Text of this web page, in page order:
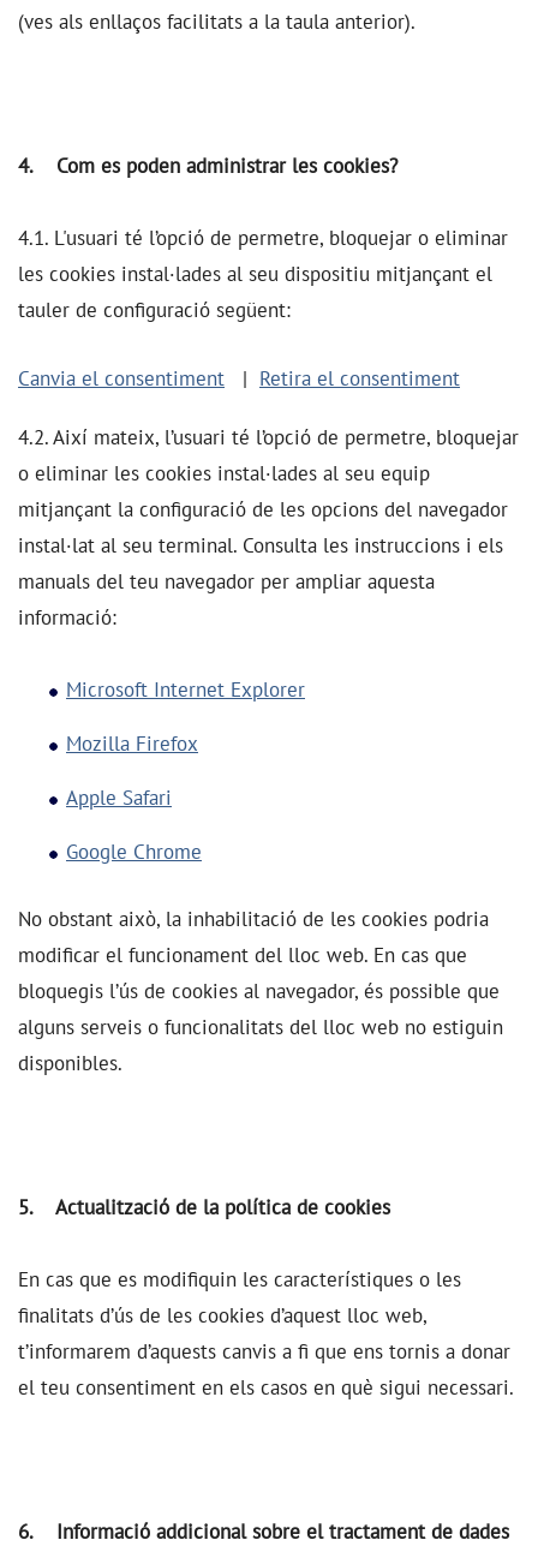
(ves als enllaços facilitats a la taula anterior).
4. Com es poden administrar les cookies?
4.1. L'usuari té l’opció de permetre, bloquejar o eliminar
les cookies instal·lades al seu dispositiu mitjançant el
tauler de configuració següent:
Canvia el consentiment | Retira el consentiment
4.2. Així mateix, l’usuari té l’opció de permetre, bloquejar
o eliminar les cookies instal·lades al seu equip
mitjançant la configuració de les opcions del navegador
instal·lat al seu terminal. Consulta les instruccions i els
manuals del teu navegador per ampliar aquesta
informació:
Microsoft Internet Explorer
Mozilla Firefox
Apple Safari
Google Chrome
No obstant això, la inhabilitació de les cookies podria
modificar el funcionament del lloc web. En cas que
bloquegis l’ús de cookies al navegador, és possible que
alguns serveis o funcionalitats del lloc web no estiguin
disponibles.
5. Actualització de la política de cookies
En cas que es modifiquin les característiques o les
finalitats d’ús de les cookies d’aquest lloc web,
t’informarem d’aquests canvis a fi que ens tornis a donar
el teu consentiment en els casos en què sigui necessari.
6. Informació addicional sobre el tractament de dades